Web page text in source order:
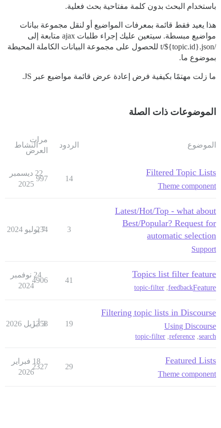
باستخدام البحث بدون كلمة مفتاحية بحث فعلية.
هذا يعيد فقط قائمة بمعرفات المواضيع أو لنقل مجموعة بيانات
مواضيع مبسطة. سيتعين عليك إجراء طلبات ajax متابعة إلى
/t/${topic.id}.json للحصول على مجموعة البيانات الكاملة المحيطة
بموضوع ما.
ما زلت مهتمًا بكيفية فرض إعادة عرض قائمة مواضيع عبر JS.
الموضوعات ذات الصلة
الموضوع الردود
مرات
العرض
النشاط
Filtered Topic Lists
Theme component
14
997
22 ديسمبر
2025
Latest/Hot/Top - what about
Best/Popular? Request for
automatic selection
Support
3
234
7 يوليو 2024
Topics list filter feature
Feature
feedback
,
topic-filter
41
4906
24 نوفمبر
2024
Filtering topic lists in Discourse
Using Discourse
search
reference
topic-filter
19
1358
3 أبريل 2026
Featured Lists
Theme component
29
2327
18 فبراير
2026